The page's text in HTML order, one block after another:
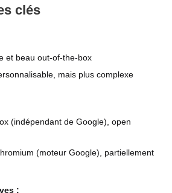
clés
et beau out-of-the-box
mais plus complexe
(indépendant de Google), open
(moteur Google), partiellement
: